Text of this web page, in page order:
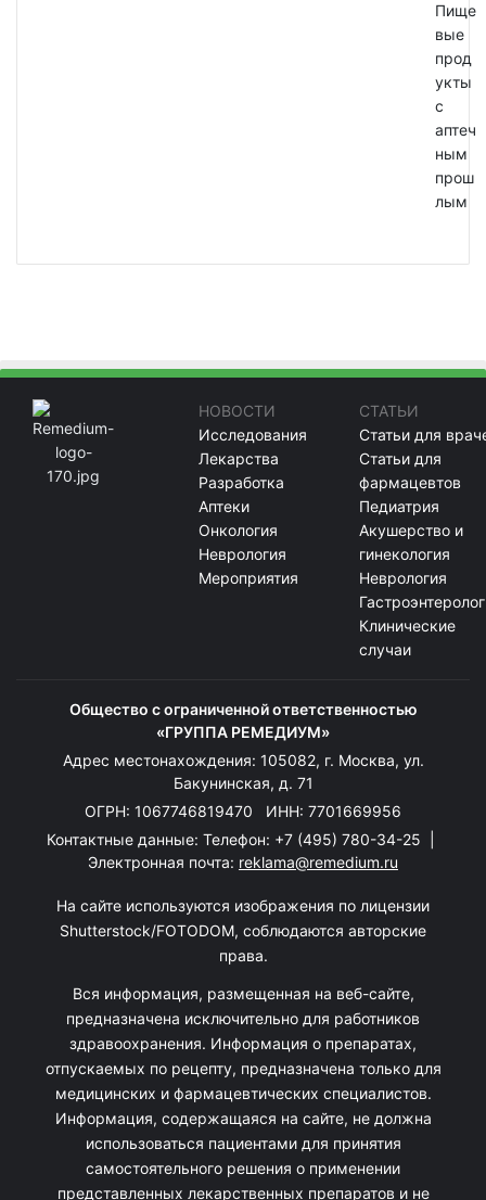
Пище
вые
прод
укты
с
аптеч
ным
прош
лым
НОВОСТИ
Исследования
Лекарства
Разработка
Аптеки
Онкология
Неврология
Мероприятия
СТАТЬИ
Статьи для
Статьи для
фармацевтов
Педиатрия
Акушерство и
гинекология
Неврология
Клинические
случаи
Общество с ограниченной ответственностью
«ГРУППА РЕМЕДИУМ»
Адрес местонахождения: 105082, г. Москва, ул.
Бакунинская, д. 71
ОГРН: 1067746819470 ИНН: 7701669956
Контактные данные: Телефон: +7 (495) 780-34-25
Электронная почта: reklama@remedium.ru
На сайте используются изображения по лицензии
Shutterstock/FOTODOM, соблюдаются авторские
права.
Вся информация, размещенная на веб-сайте,
предназначена исключительно для работников
здравоохранения. Информация о препаратах,
отпускаемых по рецепту, предназначена только для
медицинских и фармацевтических специалистов.
Информация, содержащаяся на сайте, не должна
использоваться пациентами для принятия
самостоятельного решения о применении
представленных лекарственных препаратов и не